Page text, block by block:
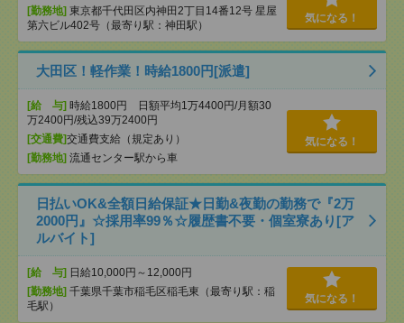
[勤務地] 東京都千代田区内神田2丁目14番12号 星屋
第六ビル402号（最寄り駅：神田駅）
気になる！
大田区！軽作業！時給1800円[派遣]
[給 与] 時給1800円 日額平均1万4400円/月額30
万2400円/残込39万2400円
[交通費]交通費支給（規定あり）
[勤務地] 流通センター駅から車
気になる！
日払いOK&全額日給保証★日勤&夜勤の勤務で『2万
2000円』☆採用率99％☆履歴書不要・個室寮あり[ア
ルバイト]
[給 与] 日給10,000円～12,000円
[勤務地] 千葉県千葉市稲毛区稲毛東（最寄り駅：稲
毛駅）
気になる！